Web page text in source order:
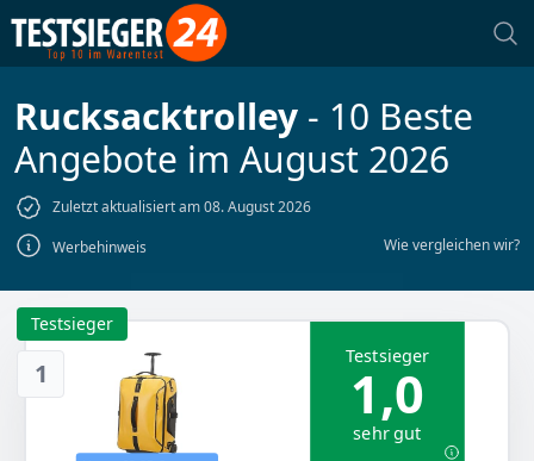
Rucksacktrolley - 10 Beste
Angebote im August 2026
Zuletzt aktualisiert am 08. August 2026
Werbehinweis
Wie vergleichen wir?
1
Testsieger
Testsieger
1,0
sehr gut